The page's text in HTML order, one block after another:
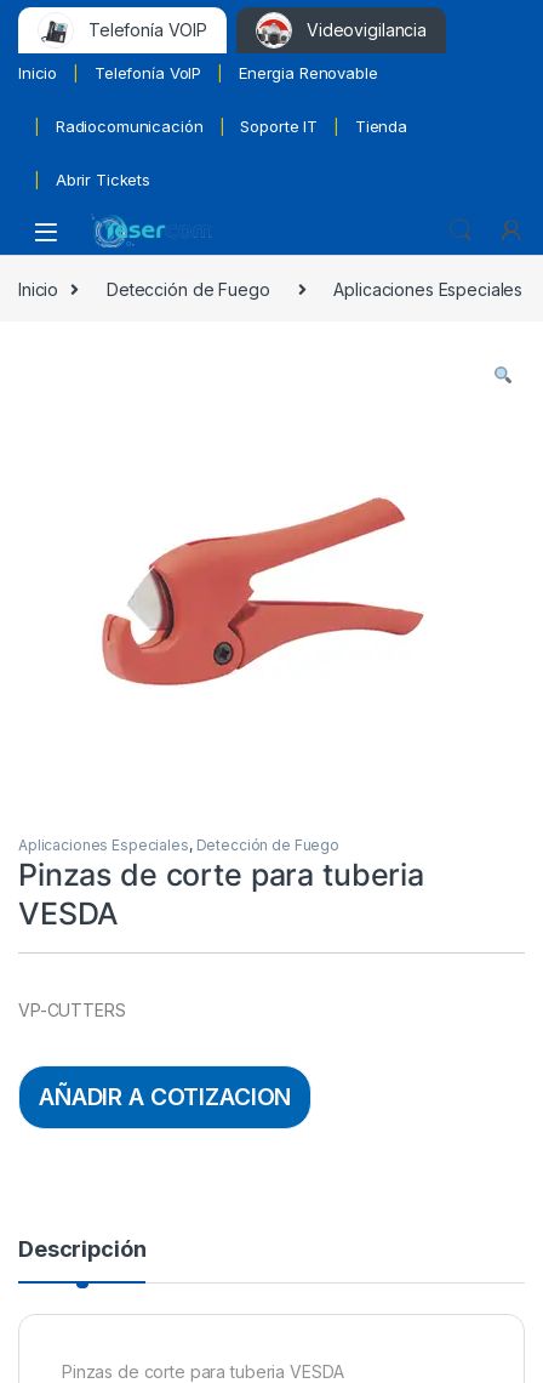
Telefonía VOIP Videovigilancia
Inicio Telefonía VoIP Energia Renovable
Radiocomunicación Soporte IT Tienda
Abrir Tickets
Inicio Detección de Fuego Aplicaciones Especiales
Aplicaciones Especiales, Detección de Fuego
Pinzas de corte para tuberia
VESDA
VP-CUTTERS
AÑADIR A COTIZACION
Descripción
Pinzas de corte para tuberia VESDA